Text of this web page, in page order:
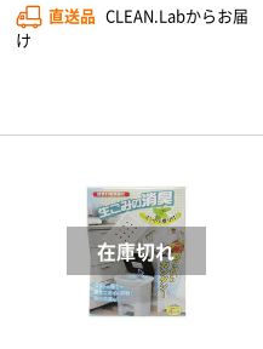
直送品 CLEAN.Labからお届
け